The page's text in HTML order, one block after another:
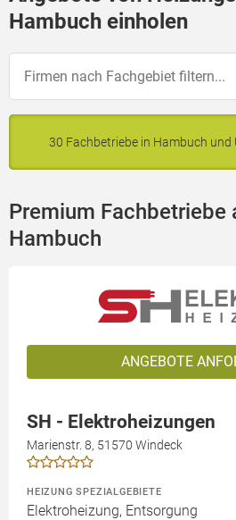
Hambuch einholen
30 Fachbetriebe in Hambuch und
Premium Fachbetriebe
Hambuch
ANGEBOTE
SH - Elektroheizungen
Marienstr. 8, 51570 Windeck
HEIZUNG SPEZIALGEBIETE
Elektroheizung, Entsorgung